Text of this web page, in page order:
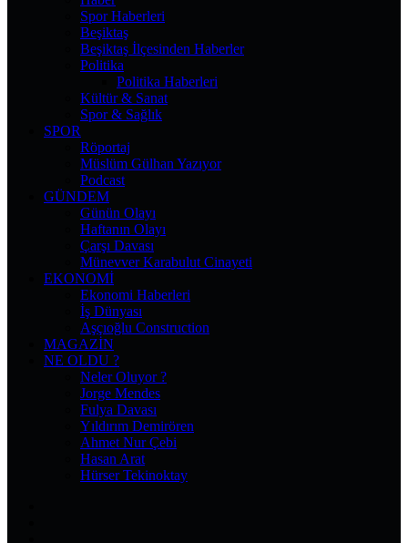
Spor Haberleri
Beşiktaş
Beşiktaş İlçesinden Haberler
Politika
Politika Haberleri
Kültür & Sanat
Spor & Sağlık
SPOR
Röportaj
Müslüm Gülhan Yazıyor
Podcast
GÜNDEM
Günün Olayı
Haftanın Olayı
Çarşı Davası
Münevver Karabulut Cinayeti
EKONOMI
Ekonomi Haberleri
İş Dünyası
Aşçıoğlu Construction
MAGAZIN
NE OLDU ?
Neler Oluyor ?
Jorge Mendes
Fulya Davası
Yıldırım Demirören
Ahmet Nur Çebi
Hasan Arat
Hürser Tekinoktay